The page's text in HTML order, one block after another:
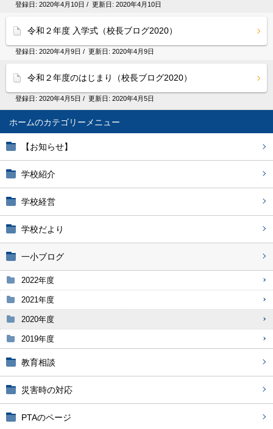
ホーム
【お知らせ】
学校紹介
学校経営
学校だより
一小ブログ
2022年度
2021年度
2020年度
2019年度
教育相談
災害時の対応
PTAのページ
登録日: 2020年4月10日 / 更新日: 2020年4月10日
令和２年度 入学式（校長ブログ2020）
登録日: 2020年4月9日 / 更新日: 2020年4月9日
令和２年度のはじまり（校長ブログ2020）
登録日: 2020年4月5日 / 更新日: 2020年4月5日